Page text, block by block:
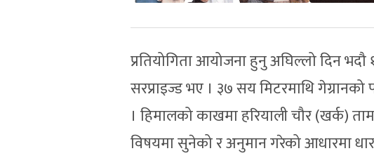
प्रतियोगिता आयोजना हुनु अघिल्लो दिन
सरप्राइज्ड भए । ३७ सय मिटरमाथि
। हिमालको काखमा हरियाली चौर (खर्क)
विषयमा सुनेको र अनुमान गरेको आधारमा